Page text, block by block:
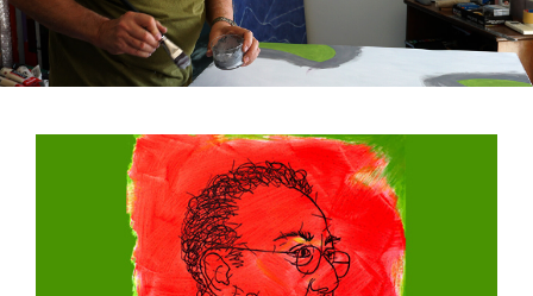
İletişim
Ana Sayfa